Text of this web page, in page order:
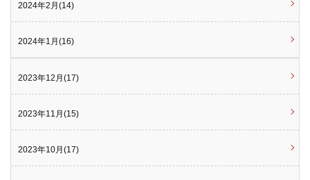
2024年2月(14)
2024年1月(16)
2023年12月(17)
2023年11月(15)
2023年10月(17)